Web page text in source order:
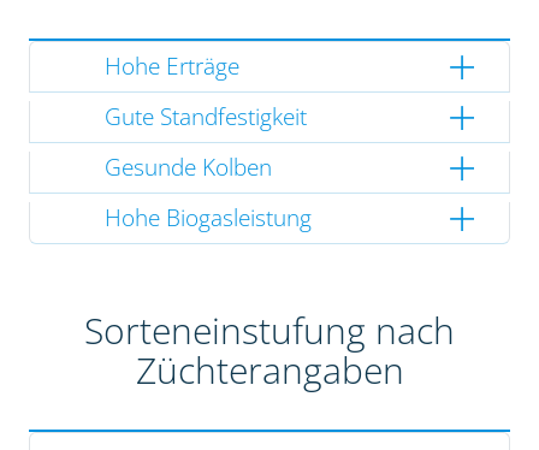
Hohe Erträge
Gute Standfestigkeit
Gesunde Kolben
Hohe Biogasleistung
Sorteneinstufung nach
Züchterangaben